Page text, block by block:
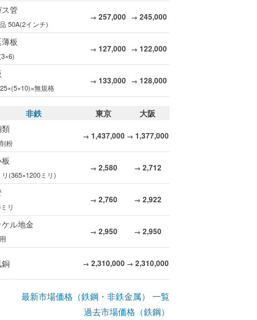
管
50A(2インチ)
→ 257,000 → 245,000
板
→ 127,000 → 122,000
無規格
→ 133,000 → 128,000
非鉄 東京
大阪
粉
→ 1,437,000 → 1,377,000
リ(365×1200ミリ)
→ 2,580 → 2,712
リ
→ 2,760 → 2,922
ル地金
→ 2,950 → 2,950
銅 → 2,310,000 → 2,310,000
最新市場価格（鉄鋼・非鉄金属） 一覧
過去市場価格（鉄鋼）